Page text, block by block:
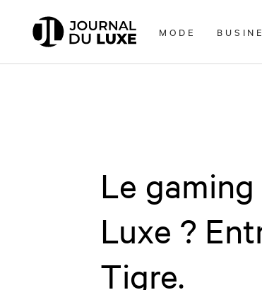
directement
MODE
Le
Luxe ?
Tigre.